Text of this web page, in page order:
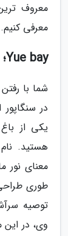
معروف
معرفی
Yue bay؛ از رستوران های چینی سنگاپور
در
یکی از
هستید.
معنای نور
طوری
توصیه
وی، در